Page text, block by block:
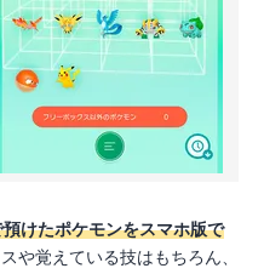
けたポケモンをスマホ版で
や覚えている技はもちろん、